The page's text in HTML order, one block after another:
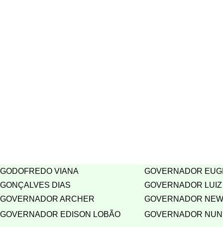
GODOFREDO VIANA
GOVERNADOR
GONÇALVES DIAS
GOVERNADOR
GOVERNADOR ARCHER
GOVERNADOR
GOVERNADOR EDISON LOBÃO
GOVERNADOR